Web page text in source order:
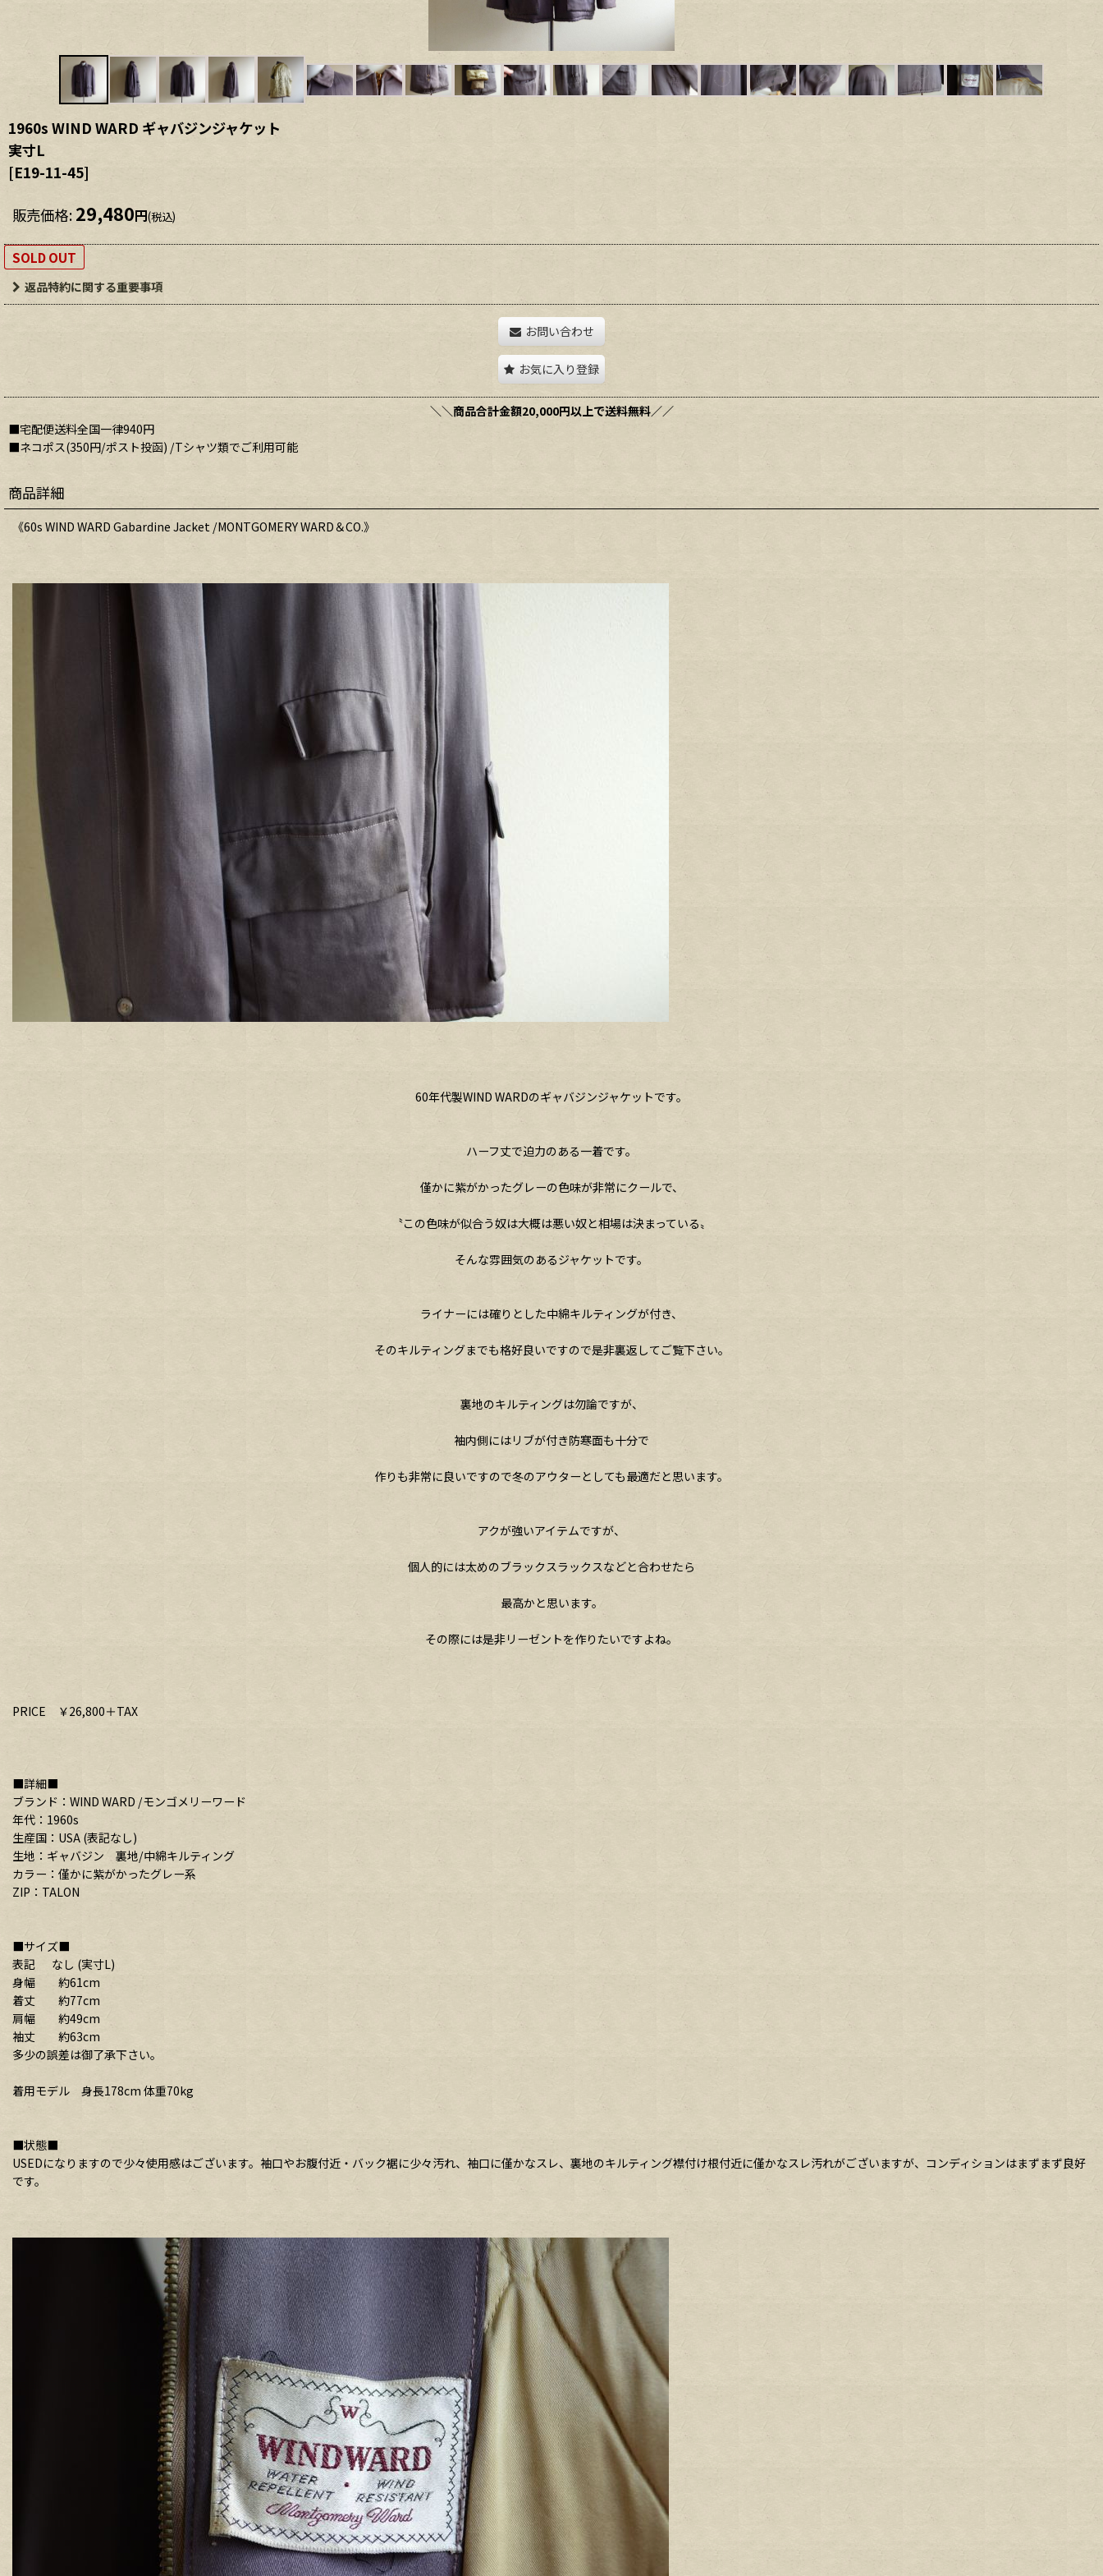
1960s WIND WARD ギャバジンジャケット
実寸L
[E19-11-45]
販売価格: 29,480円(税込)
SOLD OUT
返品特約に関する重要事項
お問い合わせ
お気に入り登録
＼＼商品合計金額20,000円以上で送料無料／／
■宅配便送料全国一律940円
■ネコポス(350円/ポスト投函) /Tシャツ類でご利用可能
商品詳細
《60s WIND WARD Gabardine Jacket /MONTGOMERY WARD＆CO.》
60年代製WIND WARDのギャバジンジャケットです。
ハーフ丈で迫力のある一着です。
僅かに紫がかったグレーの色味が非常にクールで、
〝この色味が似合う奴は大概は悪い奴と相場は決まっている〟
そんな雰囲気のあるジャケットです。
ライナーには確りとした中綿キルティングが付き、
そのキルティングまでも格好良いですので是非裏返してご覧下さい。
裏地のキルティングは勿論ですが、
袖内側にはリブが付き防寒面も十分で
作りも非常に良いですので冬のアウターとしても最適だと思います。
アクが強いアイテムですが、
個人的には太めのブラックスラックスなどと合わせたら
最高かと思います。
その際には是非リーゼントを作りたいですよね。
PRICE ￥26,800＋TAX
■詳細■
ブランド：WIND WARD /モンゴメリーワード
年代：1960s
生産国：USA (表記なし)
生地：ギャバジン 裏地/中綿キルティング
カラー：僅かに紫がかったグレー系
ZIP：TALON
■サイズ■
表記 なし (実寸L)
身幅 約61cm
着丈 約77cm
肩幅 約49cm
袖丈 約63cm
多少の誤差は御了承下さい。
着用モデル 身長178cm 体重70kg
■状態■
USEDになりますので少々使用感はございます。袖口やお腹付近・バック裾に少々汚れ、袖口に僅かなスレ、裏地のキルティング襟付け根付近に僅かなスレ汚れがございますが、コンディションはまずまず良好
です。